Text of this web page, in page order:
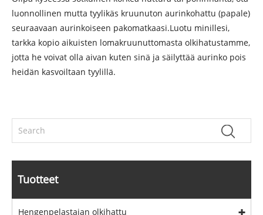
luonnollinen mutta tyylikäs kruunuton aurinkohattu (papale)
seuraavaan aurinkoiseen pakomatkaasi.Luotu minillesi,
tarkka kopio aikuisten lomakruunuttomasta olkihatustamme,
jotta he voivat olla aivan kuten sinä ja säilyttää aurinko pois
heidän kasvoiltaan tyylillä.
Tuotteet
Hengenpelastajan olkihattu